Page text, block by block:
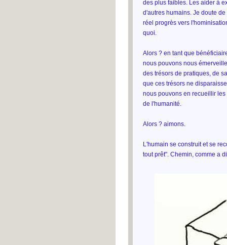
des plus faibles. Les aider à
d'autres humains. Je doute
réel progrès vers
quoi.
Alors ? en tant que
nous pouvons nous
des trésors de pratiques, de
que ces trésors ne
nous pouvons en recueillir
de l'humanité.
Alors ? aimons.
L'humain se construit et se
tout prêt". Chemin, comme a